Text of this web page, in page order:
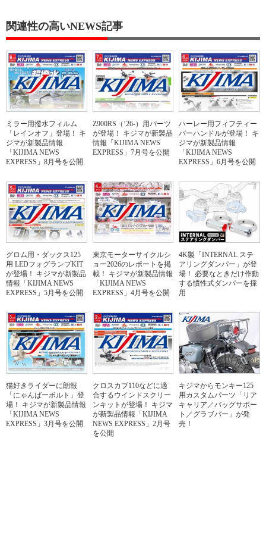
関連性の高いNEWS記事
ミラー用撥水フィルム
「レインオフ」登場！ キ
ジマが新製品情報
「KIJIMA NEWS
EXPRESS」8月号を公開
Z900RS（’26-）用パーツ
が登場！ キジマが新製品
情報「KIJIMA NEWS
EXPRESS」7月号を公開
ハーレー用フィフティー
バーハンドルが登場！ キ
ジマが新製品情報
「KIJIMA NEWS
EXPRESS」6月号を公開
グロム用・ダックス125
用 LEDフォグランプKIT
が登場！ キジマが新製品
情報「KIJIMA NEWS
EXPRESS」5月号を公開
東京モーターサイクルシ
ョー2026のレポートを掲
載！ キジマが新製品情報
「KIJIMA NEWS
EXPRESS」4月号を公開
4K製「INTERNAL ステ
アリングダンパー」が登
場！ 必要なときだけ作動
する慣性式ダンパーを採
用
猫好きライダーに朗報
「にゃんばーボルト」登
場！ キジマが新製品情報
「KIJIMA NEWS
EXPRESS」3月号を公開
クロスカブ110などに適
合するウインドスクリー
ンキットが登場！ キジマ
が新製品情報「KIJIMA
NEWS EXPRESS」2月号
を公開
キジマからモンキー125
用カスタムパーツ「リア
キャリア／バッグサポー
ト／グラブバー」が発
売！